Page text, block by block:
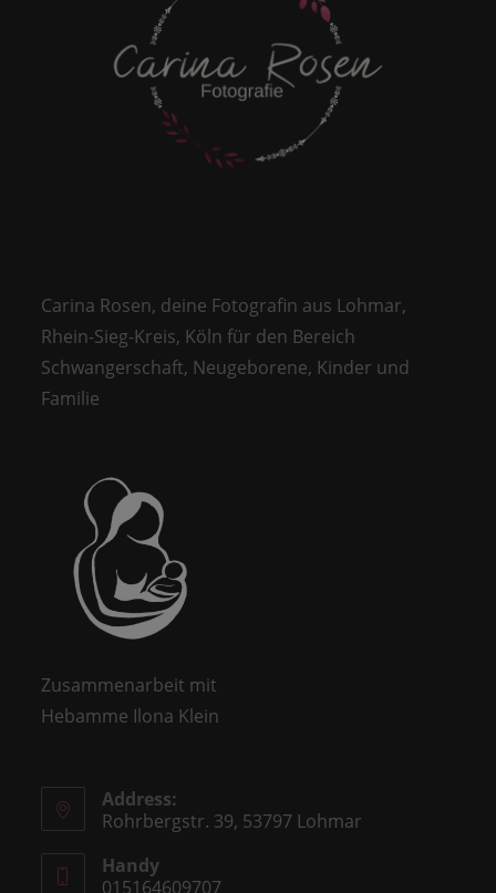
Carina Rosen, deine Fotografin aus Lohmar,
Rhein-Sieg-Kreis, Köln für den Bereich
Schwangerschaft, Neugeborene, Kinder und
Familie
Zusammenarbeit mit
Hebamme Ilona Klein
Address:
Rohrbergstr. 39, 53797 Lohmar
Handy
015164609707